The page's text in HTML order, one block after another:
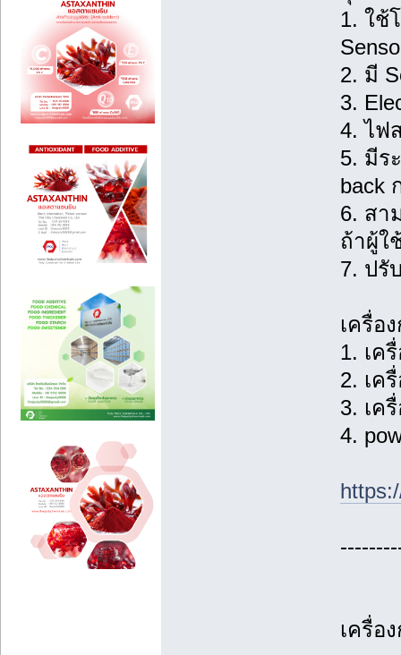
1. ใช้
2. มี
3.
4. ไฟ
5. มีร
back
6. สา
ถ้าผู้ใ
7. ปรั
เครื่อ
1. เค
2. เค
3. เค
4.
เครื่อ